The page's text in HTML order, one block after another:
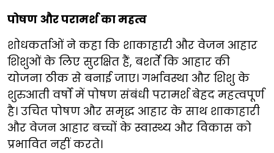
पोषण और परामर्श का महत्व
शोधकर्ताओं ने कहा कि शाकाहारी और वेजन आहार
शिशुओं के लिए सुरक्षित हैं, बशर्ते कि आहार की
योजना ठीक से बनाई जाए। गर्भावस्था और शिशु के
शुरुआती वर्षों में पोषण संबंधी परामर्श बेहद महत्वपूर्ण
है। उचित पोषण और समृद्ध आहार के साथ शाकाहारी
और वेजन आहार बच्चों के स्वास्थ्य और विकास को
प्रभावित नहीं करते।